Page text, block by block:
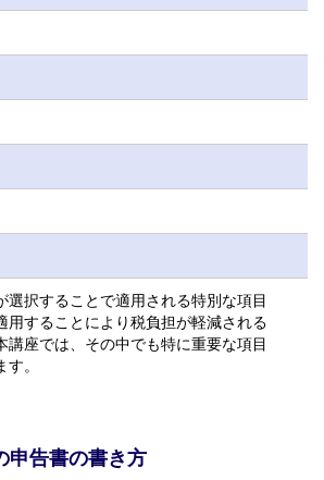
選択することで適用される特別な項目
用することにより税負担が軽減される
講座では、その中でも特に重要な項目
。
申告書の書き方